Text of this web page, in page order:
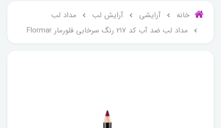
خانه آرایشی آرایش لب
مداد لب
مداد لب ضد آب کد 217 رنگ سرخابی فلورمار Flormar